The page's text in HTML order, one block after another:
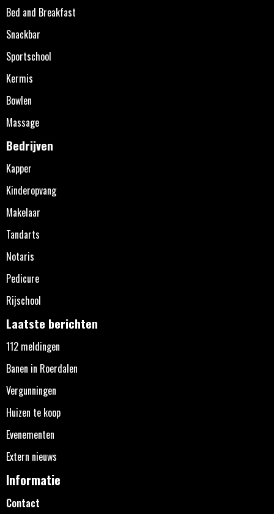
Bed and Breakfast
Snackbar
Sportschool
Kermis
Bowlen
Massage
Bedrijven
Kapper
Kinderopvang
Makelaar
Tandarts
Notaris
Pedicure
Rijschool
Laatste berichten
112 meldingen
Banen in Roerdalen
Vergunningen
Huizen te koop
Evenementen
Extern nieuws
Informatie
Contact